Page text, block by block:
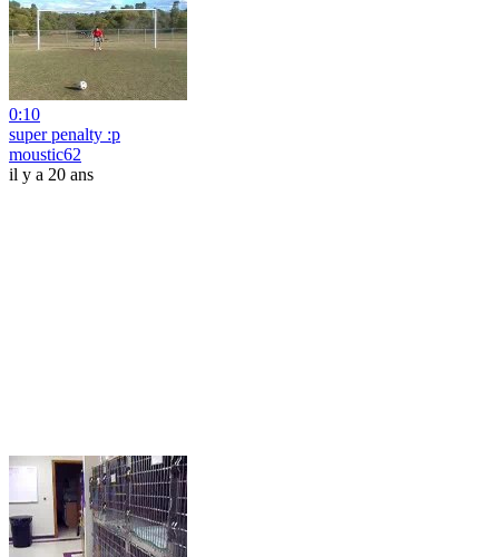
0:10
super penalty :p
moustic62
il y a 20 ans